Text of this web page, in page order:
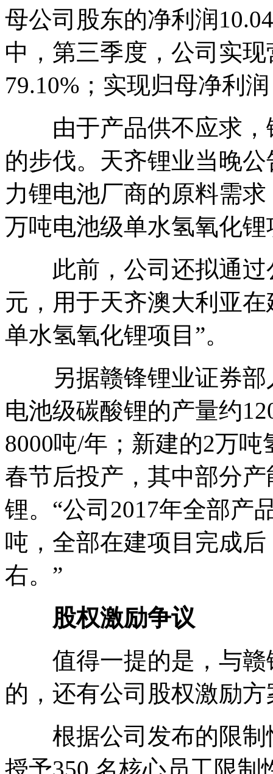
母公司股东的净利润
中，第三季度，公司实
79.10%；实现归母净利
由于产品供不应求，
的步伐。天齐锂业当晚
力锂电池厂商的原料需
万吨电池级单水氢氧化锂
此前，公司还拟通过
元，用于天齐澳大利亚
单水氢氧化锂项目”。
另据赣锋锂业证券部
电池级碳酸锂的产量约
8000吨/年；新建的2万
春节后投产，其中部分
锂。“公司2017年全部产
吨，全部在建项目完成
右。”
股权激励争议
值得一提的是，与赣
的，还有公司股权激励方
根据公司发布的限制
授予350 名核心员工限制